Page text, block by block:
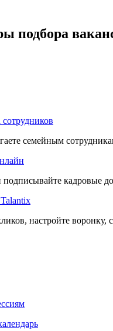
подбора
семейным
подписывайте кадровые
настройте воронку,